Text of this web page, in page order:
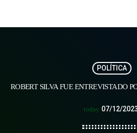
POLÍTICA
ROBERT SILVA FUE ENTREVISTADO
today 07/12/